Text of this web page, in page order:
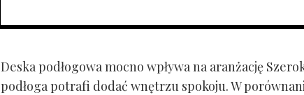
Deska podłogowa mocno wpływa na aranżację
podłoga potrafi dodać wnętrzu spokoju. W